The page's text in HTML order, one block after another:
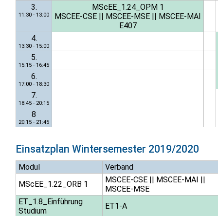
3.
11:30 - 13:00
MScEE_1.24_OPM 1
MSCEE-CSE
MSCEE-MSE
MSCEE-MAI
E407
4.
13:30 - 15:00
5.
15:15 - 16:45
6.
17:00 - 18:30
7.
18:45 - 20:15
8
20:15 - 21:45
Einsatzplan Wintersemester 2019/2020
Modul
Verband
MScEE_1.22_ORB 1
MSCEE-CSE|| MSCEE-MAI ||
MSCEE-MSE
ET_1.8_Einführung
Studium
ET1-A